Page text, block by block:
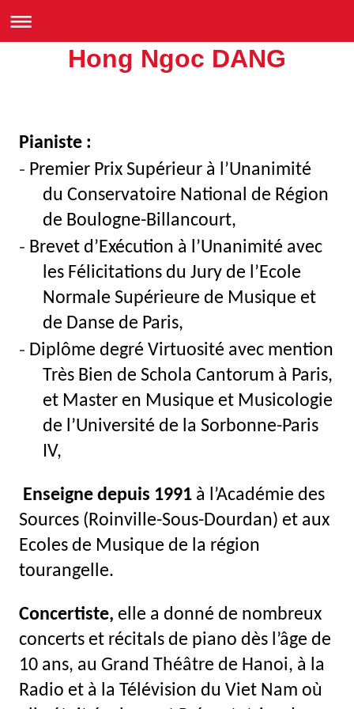
Hong Ngoc DANG
Pianiste :
- Premier Prix Supérieur à l’Unanimité
du Conservatoire National de Région
de Boulogne-Billancourt,
- Brevet d’Exécution à l’Unanimité avec
les Félicitations du Jury de l’Ecole
Normale Supérieure de Musique et
de Danse de Paris,
- Diplôme degré Virtuosité avec mention
Très Bien de Schola Cantorum à Paris,
et Master en Musique et Musicologie
de l’Université de la Sorbonne-Paris
IV,
Enseigne depuis 1991 à l’Académie des
Sources (Roinville-Sous-Dourdan) et aux
Ecoles de Musique de la région
tourangelle.
Concertiste, elle a donné de nombreux
concerts et récitals de piano dès l’âge de
10 ans, au Grand Théâtre de Hanoi, à la
Radio et à la Télévision du Viet Nam où